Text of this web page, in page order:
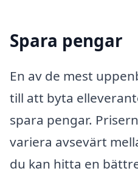
Spara pengar
En av de mest
till att byta
spara pengar.
variera avsevärt
du kan hitta en